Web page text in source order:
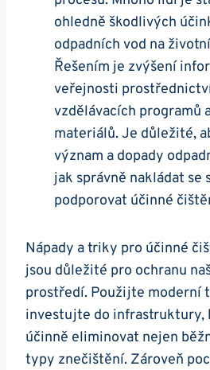
ohledně škodlivých
odpadních vod na
Řešením je zvýšení
veřejnosti
vzdělávacích programů
materiálů. Je důležité,
význam a dopady
jak správně nakládat se
podporovat účinné
Nápady a triky pro účinné
jsou důležité pro ochranu
prostředí. Použijte moderní
investujte do infrastruktury,
účinně eliminovat nejen
typy znečištění. Zároveň